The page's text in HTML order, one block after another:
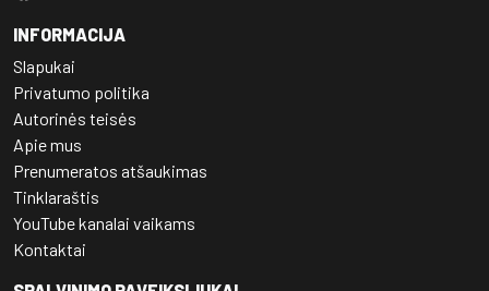
INFORMACIJA
Slapukai
Privatumo politika
Autorinės teisės
Apie mus
Prenumeratos atšaukimas
Tinklaraštis
YouTube kanalai vaikams
Kontaktai